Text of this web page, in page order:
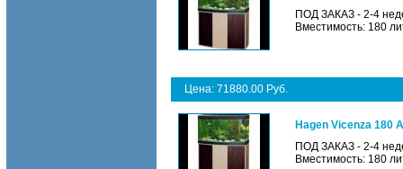
ПОД ЗАКАЗ - 2-4
Вместимость: 180
Цена: 71880.00 Руб.
Hagen Vicenza 180
ПОД ЗАКАЗ - 2-4
Вместимость: 180